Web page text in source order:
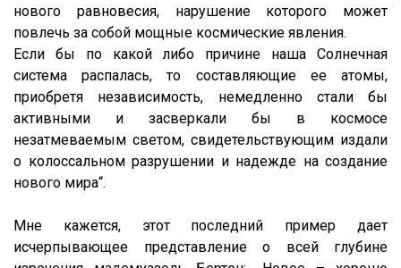
нового равновесия, нарушение которого может
повлечь за собой мощные космические явления.
Если бы по какой либо причине наша Солнечная
система распалась, то составляющие ее атомы,
приобретя независимость, немедленно стали бы
активными и засверкали бы в космосе
незатмеваемым светом, свидетельствующим издали
о колоссальном разрушении и надежде на создание
нового мира“.
Мне кажется, этот последний пример дает
исчерпывающее представление о всей глубине